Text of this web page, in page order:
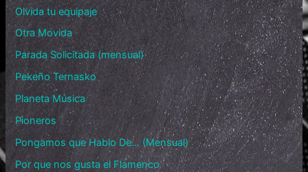
Olvida tu equipaje
Otra Movida
Parada Solicitada (mensual)
Pekeño Ternasko
Planeta Música
Pioneros
Pongamos que Hablo De… (Mensual)
Por que nos gusta el Flamenco